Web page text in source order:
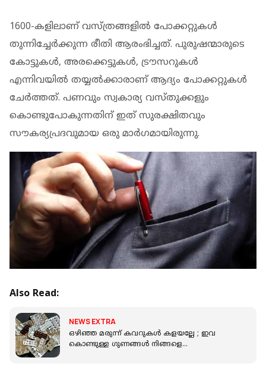
1600-കളിലാണ് വസ്ത്രങ്ങളില്‍ പോക്കറ്റുകള്‍
തുന്നിച്ചേര്‍ക്കുന്ന രീതി ആരംഭിച്ചത്. പുരുഷന്മാരുടെ
കോട്ടുകള്‍, അരക്കെട്ടുകള്‍, ട്രൗസറുകള്‍
എന്നിവയില്‍ തയ്യല്‍ക്കാരാണ് ആദ്യം പോക്കറ്റുകള്‍
ചേര്‍ത്തത്. പണവും സ്വകാര്യ വസ്തുക്കളും
കൊണ്ടുപോകുന്നതിന് ഇത് സുരക്ഷിതവും
സൗകര്യപ്രദവുമായ ഒരു മാര്‍ഗമായിരുന്നു.
Also Read:
NEWS EXTRA
ഒഴിഞ്ഞ മരുന്ന് കവറുകള്‍ കളയല്ലേ ; ഇവ
കൊണ്ടുള്ള ഗുണങ്ങള്‍ നിങ്ങളെ